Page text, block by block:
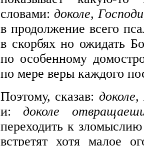
словами: доколе,
в продолжение всего
в скорбях но ожидать
по особенному
по мере веры каждого
Поэтому, сказав:
и:доколе
переходить к
встретят хотя малое